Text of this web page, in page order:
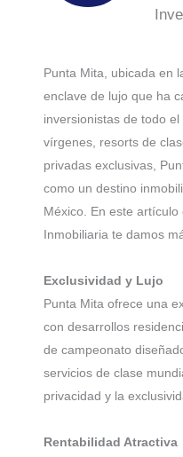
Punta Mita, ubicada en
enclave de lujo que ha
inversionistas de todo
vírgenes, resorts de
privadas exclusivas,
como un destino
México. En este
Inmobiliaria te damos
Exclusividad y Lujo
Punta Mita ofrece una
con desarrollos
de campeonato
servicios de clase
privacidad y la
Rentabilidad Atractiva